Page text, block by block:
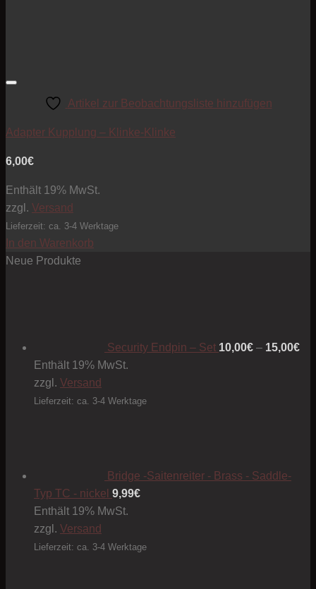
Artikel zur Beobachtungsliste hinzufügen
Adapter Kupplung – Klinke-Klinke
6,00€
Enthält 19% MwSt.
zzgl. Versand
Lieferzeit: ca. 3-4 Werktage
In den Warenkorb
Neue Produkte
Security Endpin – Set 10,00€ – 15,00€
Enthält 19% MwSt.
zzgl. Versand
Lieferzeit: ca. 3-4 Werktage
Bridge -Saitenreiter - Brass - Saddle-
Typ TC - nickel 9,99€
Enthält 19% MwSt.
zzgl. Versand
Lieferzeit: ca. 3-4 Werktage